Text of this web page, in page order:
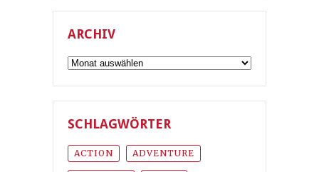
ARCHIV
Archiv
SCHLAGWÖRTER
ACTION ADVENTURE